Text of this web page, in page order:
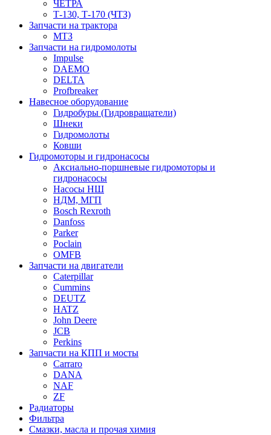
ЧЕТРА
Т-130, Т-170 (ЧТЗ)
Запчасти на трактора
МТЗ
Запчасти на гидромолоты
Impulse
DAEMO
DELTA
Profbreaker
Навесное оборудование
Гидробуры (Гидровращатели)
Шнеки
Гидромолоты
Ковши
Гидромоторы и гидронасосы
Аксиально-поршневые гидромоторы и
гидронасосы
Насосы НШ
НДМ, МГП
Bosch Rexroth
Danfoss
Parker
Poclain
OMFB
Запчасти на двигатели
Caterpillar
Cummins
DEUTZ
HATZ
John Deere
JCB
Perkins
Запчасти на КПП и мосты
Carraro
DANA
NAF
ZF
Радиаторы
Фильтра
Смазки, масла и прочая химия